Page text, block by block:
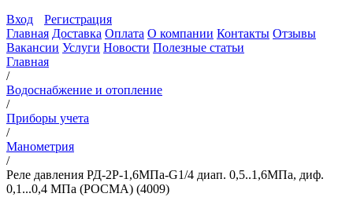
Вход
Регистрация
Главная Доставка Оплата О компании Контакты Отзывы
Вакансии Услуги Новости Полезные статьи
Главная
/
Водоснабжение и отопление
/
Приборы учета
/
Манометрия
/
Реле давления РД-2Р-1,6МПа-G1/4 диап. 0,5..1,6МПа, диф.
0,1...0,4 МПа (РОСМА) (4009)